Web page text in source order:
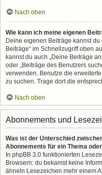
Nach oben
Wie kann ich meine eigenen
Deine eigenen Beiträge kannst
Beiträge“ im Schnellzugriff oben
kannst du auch „Deine Beiträge
oder „Beiträge des Benutzers
verwenden. Benutze die
zu suchen. Trage dort die
Nach oben
Abonnements und
Was ist der Unterschied
Abonnements für ein Thema
In phpBB 3.0 funktionierten
Browsern: du bekamst keine
ähneln Lesezeichen mehr einem